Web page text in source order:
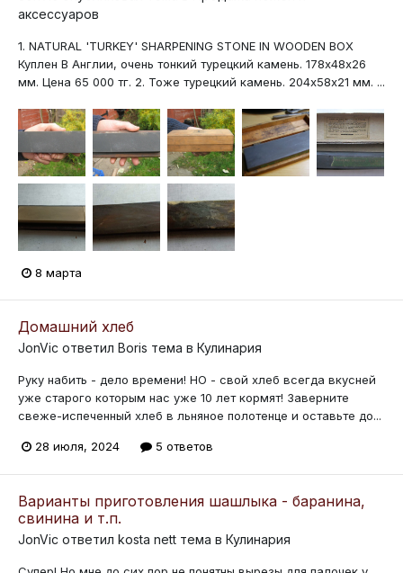
аксессуаров
1. NATURAL 'TURKEY' SHARPENING STONE IN WOODEN BOX
Куплен В Англии, очень тонкий турецкий камень. 178х48х26
мм. Цена 65 000 тг. 2. Тоже турецкий камень. 204х58х21 мм. ...
8 марта
Домашний хлеб
JonVic ответил Boris тема в Кулинария
Руку набить - дело времени! НО - свой хлеб всегда вкусней
уже старого которым нас уже 10 лет кормят! Заверните
свеже-испеченный хлеб в льняное полотенце и оставьте до...
28 июля, 2024 5 ответов
Варианты приготовления шашлыка - баранина,
свинина и т.п.
JonVic ответил kosta nett тема в Кулинария